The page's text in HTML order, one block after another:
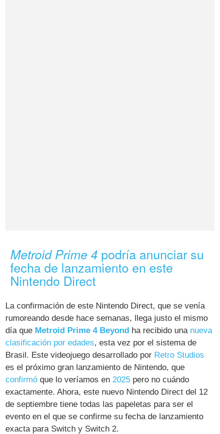
Metroid Prime 4 podría anunciar su
fecha de lanzamiento en este
Nintendo Direct
La confirmación de este Nintendo Direct, que se venía
rumoreando desde hace semanas, llega justo el mismo
día que Metroid Prime 4 Beyond ha recibido una nueva
clasificación por edades, esta vez por el sistema de
Brasil. Este videojuego desarrollado por Retro Studios
es el próximo gran lanzamiento de Nintendo, que
confirmó que lo veríamos en2025 pero no cuándo
exactamente. Ahora, este nuevo Nintendo Direct del 12
de septiembre tiene todas las papeletas para ser el
evento en el que se confirme su fecha de lanzamiento
exacta para Switch y Switch 2.